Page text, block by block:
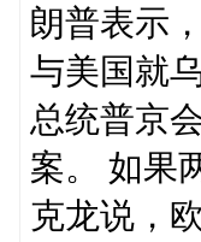
朗普表示
与美国就
总统普京
案。 如果
克龙说，